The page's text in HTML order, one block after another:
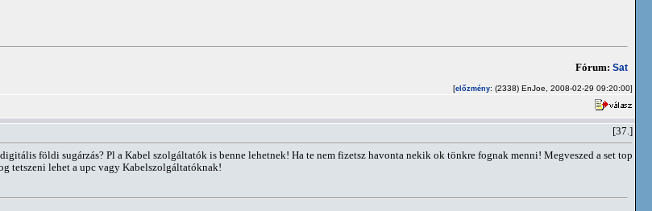
Fórum: Sat
[előzmény: (2338) EnJoe, 2008-02-29 09:20:00]
[37.]
földi sugárzás? Pl a Kabel szolgáltatók is benne lehetnek! Ha te nem fizetsz havonta nekik ok tönkre fognak menni! Megveszed a set top
tetszeni lehet a upc vagy Kabelszolgáltatóknak!